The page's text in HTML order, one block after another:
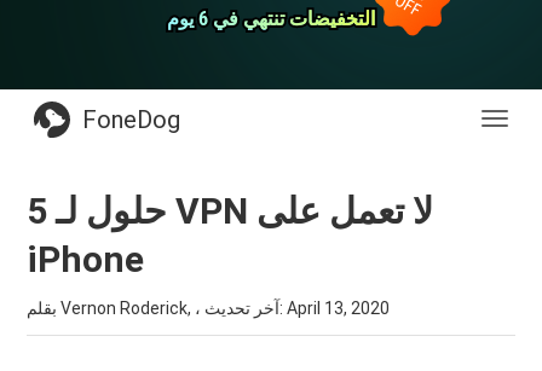
التخفيضات تنتهي في 6 يوم
التخفيضات تنتهي في 6 يوم
FoneDog
5 حلول لـ VPN لا تعمل على
iPhone
بقلم Vernon Roderick, ، آخر تحديث:April 13, 2020